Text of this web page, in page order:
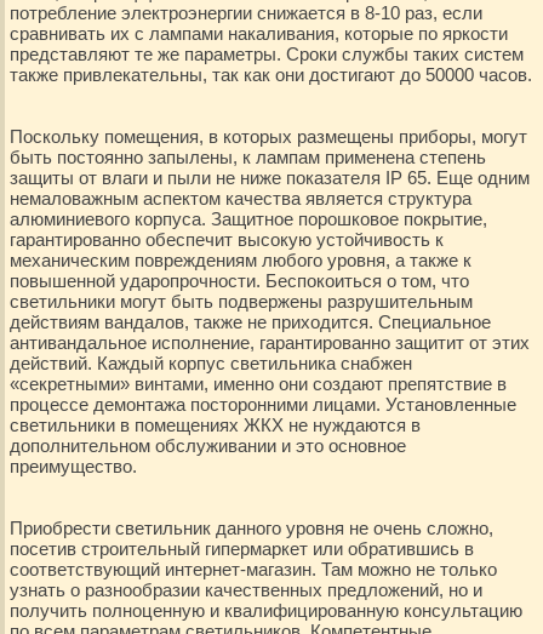
потребление электроэнергии снижается в 8-10 раз, если
сравнивать их с лампами накаливания, которые по яркости
представляют те же параметры. Сроки службы таких систем
также привлекательны, так как они достигают до 50000 часов.
Поскольку помещения, в которых размещены приборы, могут
быть постоянно запылены, к лампам применена степень
защиты от влаги и пыли не ниже показателя IP 65. Еще одним
немаловажным аспектом качества является структура
алюминиевого корпуса. Защитное порошковое покрытие,
гарантированно обеспечит высокую устойчивость к
механическим повреждениям любого уровня, а также к
повышенной ударопрочности. Беспокоиться о том, что
светильники могут быть подвержены разрушительным
действиям вандалов, также не приходится. Специальное
антивандальное исполнение, гарантированно защитит от этих
действий. Каждый корпус светильника снабжен
«секретными» винтами, именно они создают препятствие в
процессе демонтажа посторонними лицами. Установленные
светильники в помещениях ЖКХ не нуждаются в
дополнительном обслуживании и это основное
преимущество.
Приобрести светильник данного уровня не очень сложно,
посетив строительный гипермаркет или обратившись в
соответствующий интернет-магазин. Там можно не только
узнать о разнообразии качественных предложений, но и
получить полноценную и квалифицированную консультацию